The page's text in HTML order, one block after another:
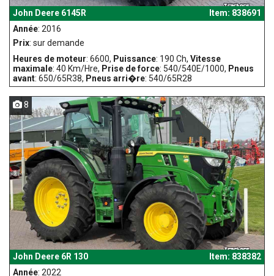
John Deere 6145R
Item: 838691
Année: 2016
Prix: sur demande
Heures de moteur: 6600, Puissance: 190 Ch, Vitesse
maximale: 40 Km/Hre, Prise de force: 540/540E/1000, Pneus
avant: 650/65R38, Pneus arri�re: 540/65R28
8
John Deere 6R 130
Item: 838382
Année: 2022